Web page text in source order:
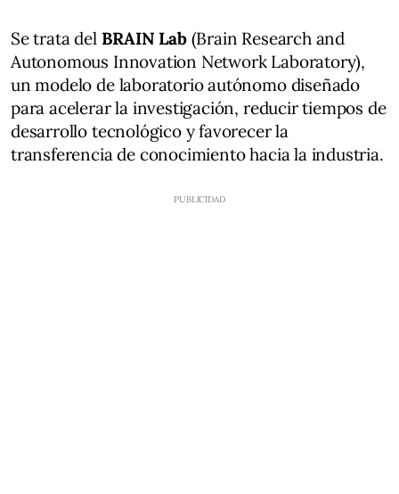
Se trata del BRAIN Lab (Brain Research and
Autonomous Innovation Network Laboratory),
un modelo de laboratorio autónomo diseñado
para acelerar la investigación, reducir tiempos de
desarrollo tecnológico y favorecer la
transferencia de conocimiento hacia la industria.